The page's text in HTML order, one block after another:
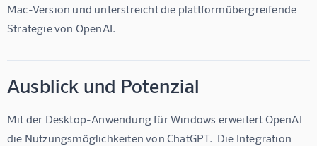
Mac-Version und unterstreicht die plattformübergreifende
Strategie von OpenAI.
Ausblick und Potenzial
Mit der Desktop-Anwendung für Windows erweitert OpenAI
die Nutzungsmöglichkeiten von ChatGPT.  Die Integration